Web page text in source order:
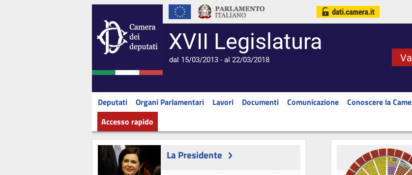
XVII Legislatura
dal 15/03/2013 - al 22/03/2018
Deputati Organi Parlamentari Lavori Documenti Comunicazione Conoscere la
Accesso rapido
La Presidente